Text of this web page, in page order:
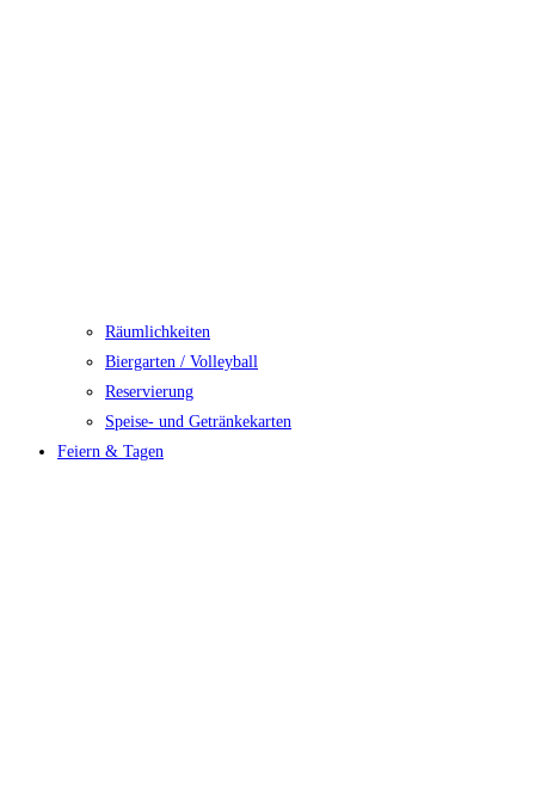
Räumlichkeiten
Biergarten / Volleyball
Reservierung
Speise- und Getränkekarten
Feiern & Tagen